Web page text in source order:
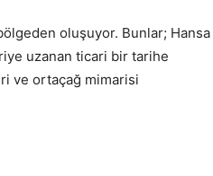
oluşuyor. Bunlar; Hansa
uzanan ticari bir tarihe
ve ortaçağ mimarisi